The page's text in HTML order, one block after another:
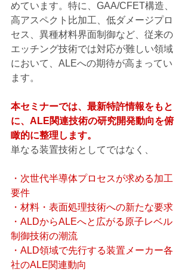
めています。特に、GAA/CFET構造、
高アスペクト比加工、低ダメージプロ
セス、異種材料界面制御など、従来の
エッチング技術では対応が難しい領域
において、ALEへの期待が高まってい
ます。
本セミナーでは、最新特許情報をもと
に、ALE関連技術の研究開発動向を俯
瞰的に整理します。
単なる装置技術としてではなく、
・次世代半導体プロセスが求める加工
要件
・材料・表面処理技術への新たな要求
・ALDからALEへと広がる原子レベル
制御技術の潮流
・ALD領域で先行する装置メーカー各
社のALE関連動向